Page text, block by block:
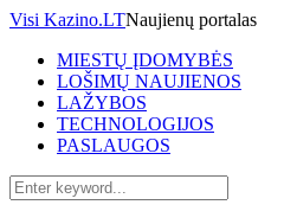
Visi Kazino.LTNaujienų portalas
MIESTŲ ĮDOMYBĖS
LOŠIMŲ NAUJIENOS
LAŽYBOS
TECHNOLOGIJOS
PASLAUGOS